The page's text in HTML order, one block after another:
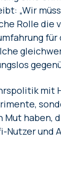
„Wir
Rolle die
mit
Mut haben,
und